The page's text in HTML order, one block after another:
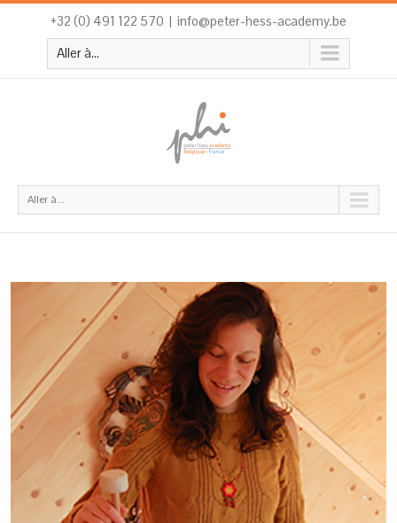
+32 (0) 491 122 570 | info@peter-hess-academy.be
Aller à...
Aller à...